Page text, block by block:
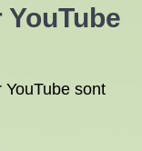
sont